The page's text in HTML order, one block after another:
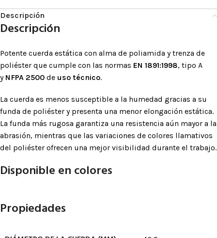
Descripción
Descripción
Potente cuerda estática con alma de poliamida y trenza de
poliéster que cumple con las normas EN 1891:1998, tipo A
y NFPA 2500 de uso técnico.
La cuerda es menos susceptible a la humedad gracias a su
funda de poliéster y presenta una menor elongación estática.
La funda más rugosa garantiza una resistencia aún mayor a la
abrasión, mientras que las variaciones de colores llamativos
del poliéster ofrecen una mejor visibilidad durante el trabajo.
Disponible en colores
Propiedades